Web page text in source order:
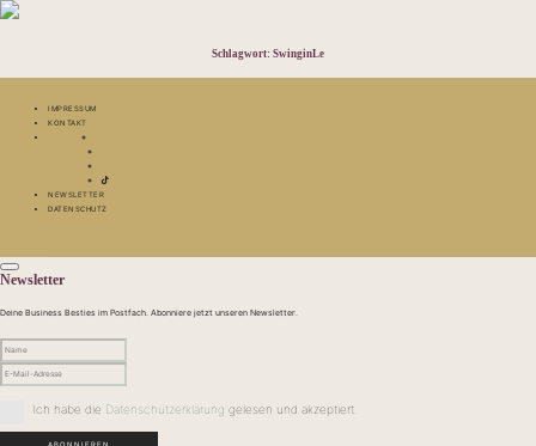
Schlagwort: SwinginLe
IMPRESSUM
KONTAKT
NEWSLETTER
DATENSCHUTZ
Newsletter
Deine Business Besties im Postfach. Abonniere jetzt unseren Newsletter.
Ich habe die Datenschutzerklärung gelesen und akzeptiert.